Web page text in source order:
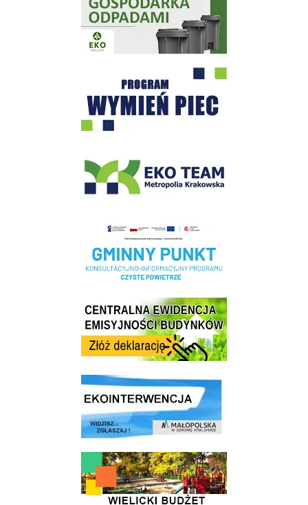
Realizacja Programu Czyste Powietrze w Gminie Wieliczka
Centrala Ewidencja Emisyjności Budynków - złóż deklarację
link do strony ekointerwencja dot.- powietrza
link do strony - Wielicki Budżet Obywatelski